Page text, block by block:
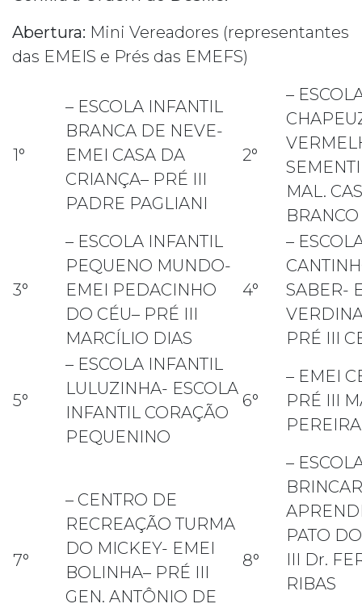
Abertura: Mini Vereadores (representantes
das EMEIS e Prés das EMEFS)
1°
– ESCOLA INFANTIL
BRANCA DE NEVE-
EMEI CASA DA
CRIANÇA– PRÉ III
PADRE PAGLIANI
2°
–
MAL.
BRANCO
3°
– ESCOLA INFANTIL
PEQUENO MUNDO-
EMEI PEDACINHO
DO CÉU– PRÉ III
MARCÍLIO DIAS
4°
–
SABER-
PRÉ III
5°
– ESCOLA INFANTIL
LULUZINHA- ESCOLA
INFANTIL CORAÇÃO
PEQUENINO
6°
– EMEI
PRÉ III
7°
– CENTRO DE
RECREAÇÃO TURMA
DO MICKEY- EMEI
BOLINHA– PRÉ III
GEN. ANTÔNIO DE
8°
–
PATO
III Dr.
RIBAS